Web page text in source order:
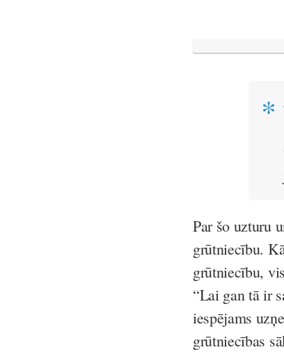
Par šo uzturu
grūtniecību.
grūtniecību,
“Lai gan tā ir
iespējams
grūtniecības